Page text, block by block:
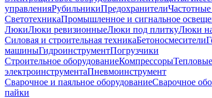
управленияРубильникиПредохранителиЧастотные
СветотехникаПромышленное и сигнальное
ЛюкиЛюки ревизионныеЛюки под плиткуЛюки
Силовая и строительная техникаБетоносмесители
машиныГидроинструментПогрузчики
Строительное оборудованиеКомпрессоры
электроинструментаПневмоинструмент
Сварочное и паяльное оборудованиеСварочное
пайки